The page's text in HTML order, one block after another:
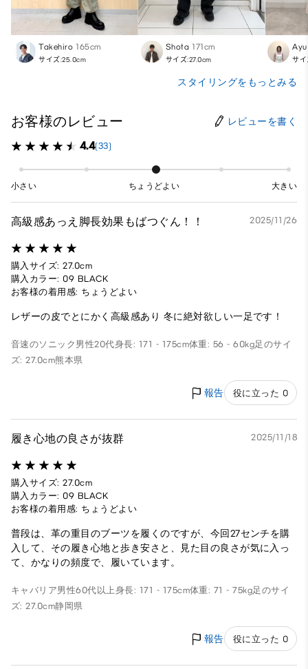
Takehiro 165cm
サイズ:25.0cm
Shota 171cm
サイズ:27.0cm
Ayu
サ
スタイリングをもっとみる
お客様のレビュー レビューを書く
4.4(33)
小さい ちょうどよい 大きい
高級感あっえ脚長効果もばつぐん！！ 2025/11/26
購入サイズ: 27.0cm
購入カラー: 09 BLACK
お客様の着用感: ちょうどよい
レザーの皮でとにかく高級感あり 冬に絶対欲しい一足です！
音速のソニック 男性20代身長: 171 - 175cm体重: 56 - 60kg足のサイ
ズ: 27.0cm熊本県
報告 役に立った 0
履き心地の良さが抜群 2025/11/18
購入サイズ: 27.0cm
購入カラー: 09 BLACK
お客様の着用感: ちょうどよい
普段は、革の重目のブーツを履くのですが、今回27センチを購
入して、その履き心地と歩き安さと、見た目の良さが気に入っ
て、かなりの頻度で、履いています。
キャバリア男性60代以上身長: 171 - 175cm体重: 71 - 75kg足のサイ
ズ: 27.0cm静岡県
報告 役に立った 0